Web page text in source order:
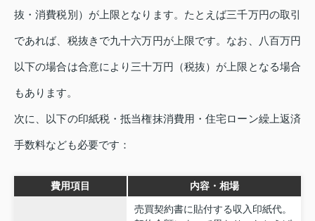
抜・消費税別）が上限となります。たとえば三千万円の取引
であれば、税抜きで九十六万円が上限です。なお、八百万円
以下の場合は合意により三十万円（税抜）が上限となる場合
もあります。
次に、以下の印紙税・抵当権抹消費用・住宅ローン繰上返済
手数料なども必要です：
費用項目 内容・相場
売買契約書に貼付する収入印紙代。